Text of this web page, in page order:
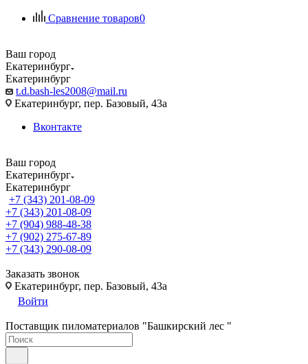
Сравнение товаров0
Ваш город
Екатеринбург
Екатеринбург
t.d.bash-les2008@mail.ru
Екатеринбург, пер. Базовый, 43а
Вконтакте
Ваш город
Екатеринбург
Екатеринбург
+7 (343) 201-08-09
+7 (343) 201-08-09
+7 (904) 988-48-38
+7 (902) 275-67-89
+7 (343) 290-08-09
Заказать звонок
Екатеринбург, пер. Базовый, 43а
Войти
Поставщик пиломатериалов "Башкирский лес "